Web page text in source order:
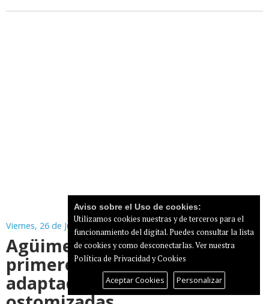
Viernes, 26 de Junio de 2026
Agüimes inaugura sus
primeros aseos públicos
adaptados para personas
Aviso sobre el Uso de cookies:
Utilizamos cookies nuestras y de terceros para el
funcionamiento del digital. Puedes consultar la lista
de cookies y como desconectarlas.Ver nuestra
Política de Privacidad y Cookies
Aceptar Cookies Personalizar